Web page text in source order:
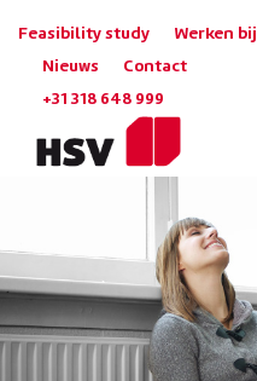
Feasibility study Werken bij
Nieuws Contact
+31 318 648 999